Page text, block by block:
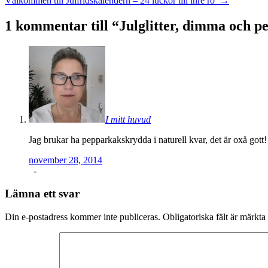
1 kommentar till “Julglitter, dimma och
I mitt huvud
Jag brukar ha pepparkakskrydda i naturell kvar, det är oxå gott!
november 28, 2014
-
Lämna ett svar
Din e-postadress kommer inte publiceras. Obligatoriska fält är märkta